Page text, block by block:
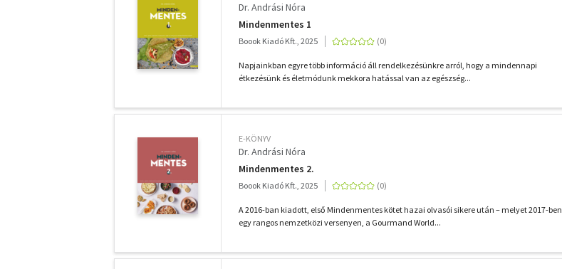
Dr. Andrási Nóra
Mindenmentes 1
Boook Kiadó Kft., 2025
Napjainkban egyre több információ áll rendelkezésünkre arról, hogy a mindennapi
étkezésünk és életmódunk mekkora hatással van az egészség...
E-KÖNYV
Dr. Andrási Nóra
Mindenmentes 2.
Boook Kiadó Kft., 2025
A 2016-ban kiadott, első Mindenmentes kötet hazai olvasói sikere után – melyet 2017-ben
egy rangos nemzetközi versenyen, a Gourmand World...